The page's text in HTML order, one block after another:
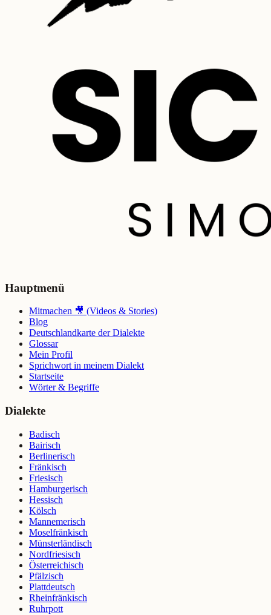
Hauptmenü
Mitmachen 🎥 (Videos & Stories)
Blog
Deutschlandkarte der Dialekte
Glossar
Mein Profil
Sprichwort in meinem Dialekt
Startseite
Wörter & Begriffe
Dialekte
Badisch
Bairisch
Berlinerisch
Fränkisch
Friesisch
Hamburgerisch
Hessisch
Kölsch
Mannemerisch
Moselfränkisch
Münsterländisch
Nordfriesisch
Österreichisch
Pfälzisch
Plattdeutsch
Rheinfränkisch
Ruhrpott